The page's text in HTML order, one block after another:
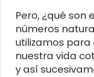
Pero, ¿qué son
números
utilizamos
nuestra vida
y así